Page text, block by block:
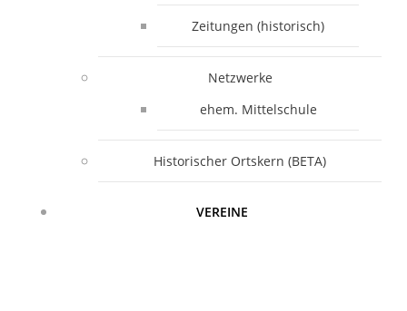
Zeitungen (historisch)
Netzwerke
ehem. Mittelschule
Historischer Ortskern (BETA)
VEREINE